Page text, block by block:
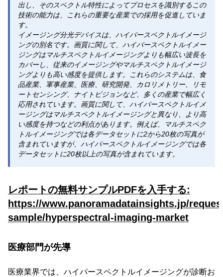
出し、そのスペクトル特性によってプロセスを識別するこの
技術の能力は、これらの重要な産業での採用を促進していま
す。
イメージング分光デバイスは、ハイパースペクトルイメージ
ングの別名です。画質に関して、ハイパースペクトルイメー
ジングはマルチスペクトルイメージングよりも幅広い波長を
カバーし、従来のイメージングやマルチスペクトルイメージ
ングよりも高い感度を提供します。これらのシステムは、食
品産業、軍事産業、医療、研究開発、カロリメトリー、リモ
ートセンシング、ナイトビジョンなど、多くの産業で幅広く
応用されています。画質に関して、ハイパースペクトルイメ
ージングはマルチスペクトルイメージングと異なり、より高
い感度を持つなどの利点があります。例えば、マルチスペク
トルイメージングでは各データセットに2から20枚の写真が
含まれていますが、ハイパースペクトルイメージングでは各
データセットに20枚以上の写真が含まれています。
レポートの無料サンプルPDFを入手する:
https://www.panoramadatainsights.jp/
sample/hyperspectral-imaging-market
医療部門が先導
医療業界では、ハイパースペクトルイメージングが診断お